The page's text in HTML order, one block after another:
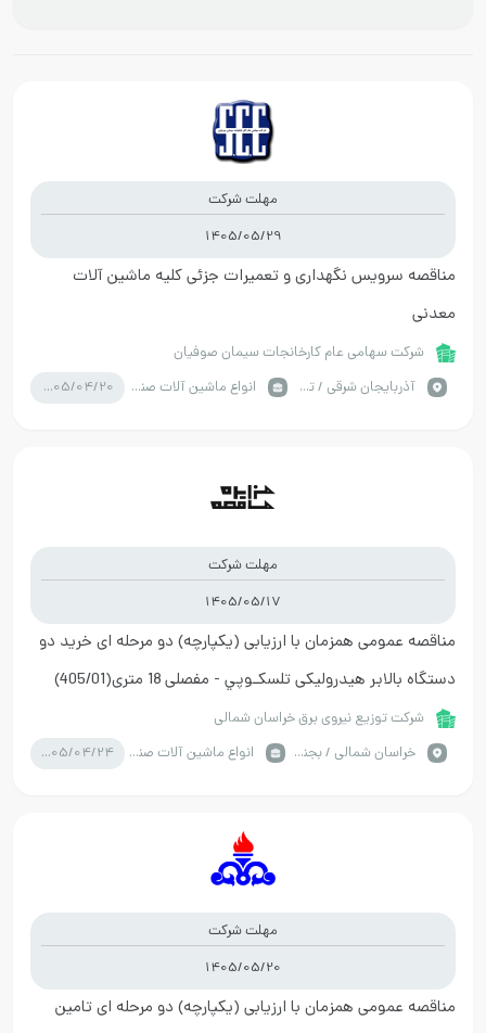
مهلت شرکت
1405/05/29
مناقصه سرویس نگهداری و تعمیرات جزئی کلیه ماشین آلات
معدنی
شرکت سهامی عام کارخانجات سیمان صوفیان
آذربايجان شرقي / تبریز
انواع ماشین آلات صنعتی 1405/04/20
مهلت شرکت
1405/05/17
مناقصه عمومی همزمان با ارزیابی (یکپارچه) دو مرحله ای خرید دو
دستگاه بالابر هیدرولیکی تلسكـوپي - مفصلی 18 متری(405/01)
شرکت توزیع نیروی برق خراسان شمالی
خراسان شمالي / بجنورد
انواع ماشین آلات صنعتی 1405/04/24
مهلت شرکت
1405/05/20
مناقصه عمومی همزمان با ارزیابی (یکپارچه) دو مرحله ای تامین